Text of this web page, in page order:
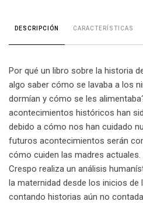
DESCRIPCIÓN CARACTERÍSTICAS
Por qué un libro sobre la historia
algo saber cómo se lavaba a los
dormían y cómo se les
acontecimientos históricos han
debido a cómo nos han cuidado
futuros acontecimientos serán
cómo cuiden las madres actuales.
Crespo realiza un análisis
la maternidad desde los inicios de
contando historias aún no